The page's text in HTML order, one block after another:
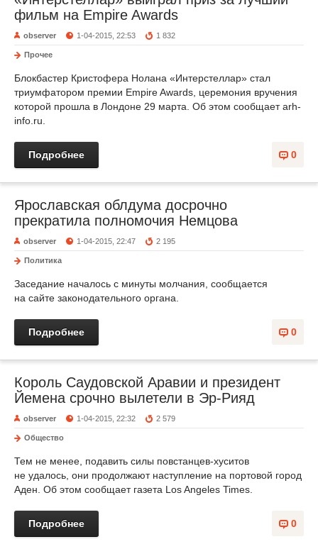
фильм на Empire Awards
observer 1-04-2015, 22:53 1 832
Прочее
Блокбастер Кристофера Нолана «Интерстеллар» стал
триумфатором премии Empire Awards, церемония вручения
которой прошла в Лондоне 29 марта. Об этом сообщает arh-
info.ru.
0
Подробнее
Ярославская облдума досрочно
прекратила полномочия Немцова
observer 1-04-2015, 22:47 2 195
Политика
Заседание началось с минуты молчания, сообщается
на сайте законодательного органа.
0
Подробнее
Король Саудовской Аравии и президент
Йемена срочно вылетели в Эр-Рияд
observer 1-04-2015, 22:32 2 579
Общество
Тем не менее, подавить силы повстанцев-хуситов
не удалось, они продолжают наступление на портовой город
Аден. Об этом сообщает газета Los Angeles Times.
0
Подробнее